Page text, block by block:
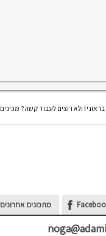
ולא רוצים לעבוד קשה?
מתכונים אחרונים